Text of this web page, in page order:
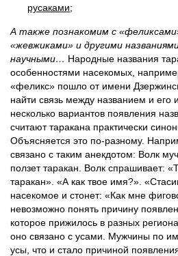
русаками;
А также познакомим с
«жевжиками» и другими
научными… Народные названия
особенностями насекомых,
«феликс» пошло от имени
найти связь между названием и его
несколько вариантов появления
считают таракана практически
Объясняется это по-разному.
связано с таким анекдотом: Волк
ползет таракан. Волк спрашивает:
таракан». «А как твое имя?».
насекомое и стонет: «Как мне
невозможно понять причину
которое прижилось в разных
оно связано с усами. Мужчины по
усы, что и стало причиной